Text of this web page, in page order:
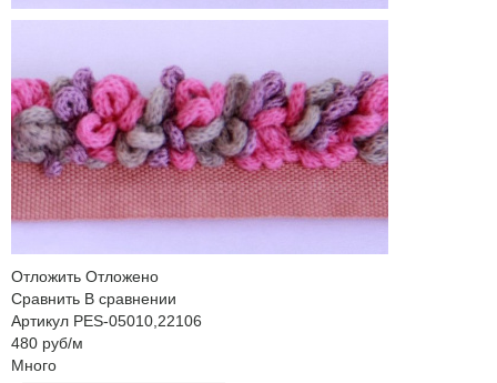
Отложить Отложено
Сравнить В сравнении
Артикул PES-05010,22106
480 руб/м
Много